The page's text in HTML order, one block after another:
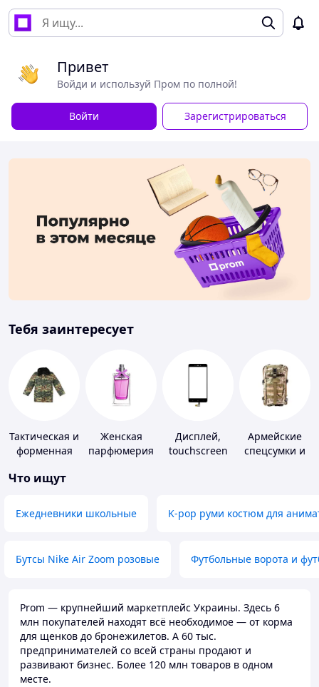
Привет
Войди и используй Пром по полной!
Войти Зарегистрироваться
Тебя заинтересует
Тактическая и
форменная
Женская
парфюмерия
Дисплей,
touchscreen
Армейские
спецсумки и
Что ищут
Ежедневники школьные K-pop руми костюм для
Бутсы Nike Air Zoom розовые Футбольные ворота и
Prom — крупнейший маркетплейс Украины. Здесь 6
млн покупателей находят всё необходимое — от корма
для щенков до бронежилетов. А 60 тыс.
предпринимателей со всей страны продают и
развивают бизнес. Более 120 млн товаров в одном
месте.